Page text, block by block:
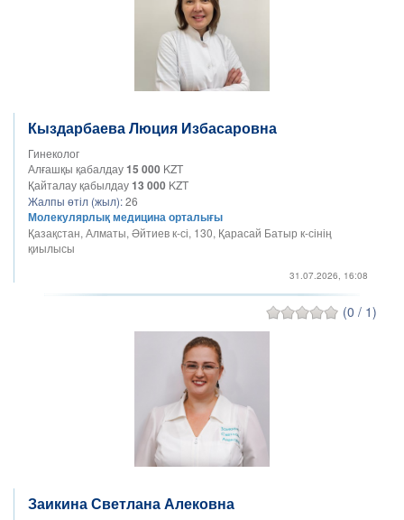
Кыздарбаева Люция Избасаровна
Гинеколог
Алғашқы қабалдау15 000 KZT
Қайталау қабылдау13 000 KZT
Жалпы өтіл (жыл):26
Молекулярлық медицина орталығы
Қазақстан, Алматы, Әйтиев к-сі, 130, Қарасай Батыр к-сінің
қиылысы
31.07.2026, 16:08
(0 / 1)
Заикина Светлана Алековна